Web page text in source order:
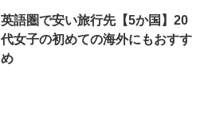
英語圏で安い旅行先【5か国】20
代女子の初めての海外にもおすす
め